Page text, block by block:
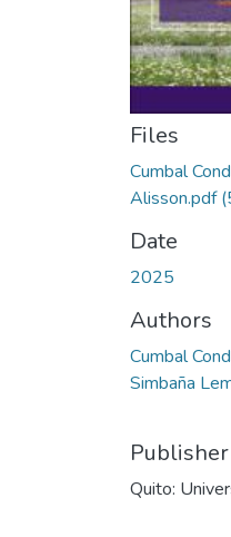
Files
Cumbal
Alisson.pdf
Date
2025
Authors
Cumbal
Simbaña
Publisher
Quito: